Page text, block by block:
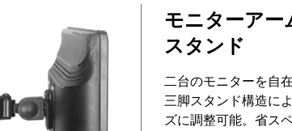
モニターアー
スタンド
二台のモニターを自
三脚スタンド構造に
ズに調整可能。省ス